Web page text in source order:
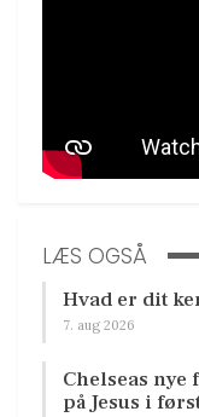
LÆS OGSÅ
Hvad er dit
7. aug 2026
Chelseas
på Jesus i